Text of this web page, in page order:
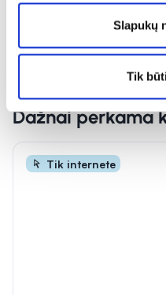
Slapukų
Tik
Dažnai perkama
Tik internete